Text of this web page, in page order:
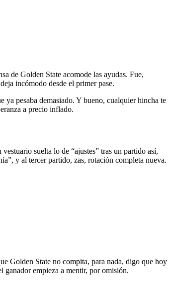
de Golden State acomode las ayudas. Fue,
incómodo desde el primer pase.
pesaba demasiado. Y bueno, cualquier hincha te
a precio inflado.
suelta lo de “ajustes” tras un partido así,
y al tercer partido, zas, rotación completa nueva.
Golden State no compita, para nada, digo que hoy
ganador empieza a mentir, por omisión.